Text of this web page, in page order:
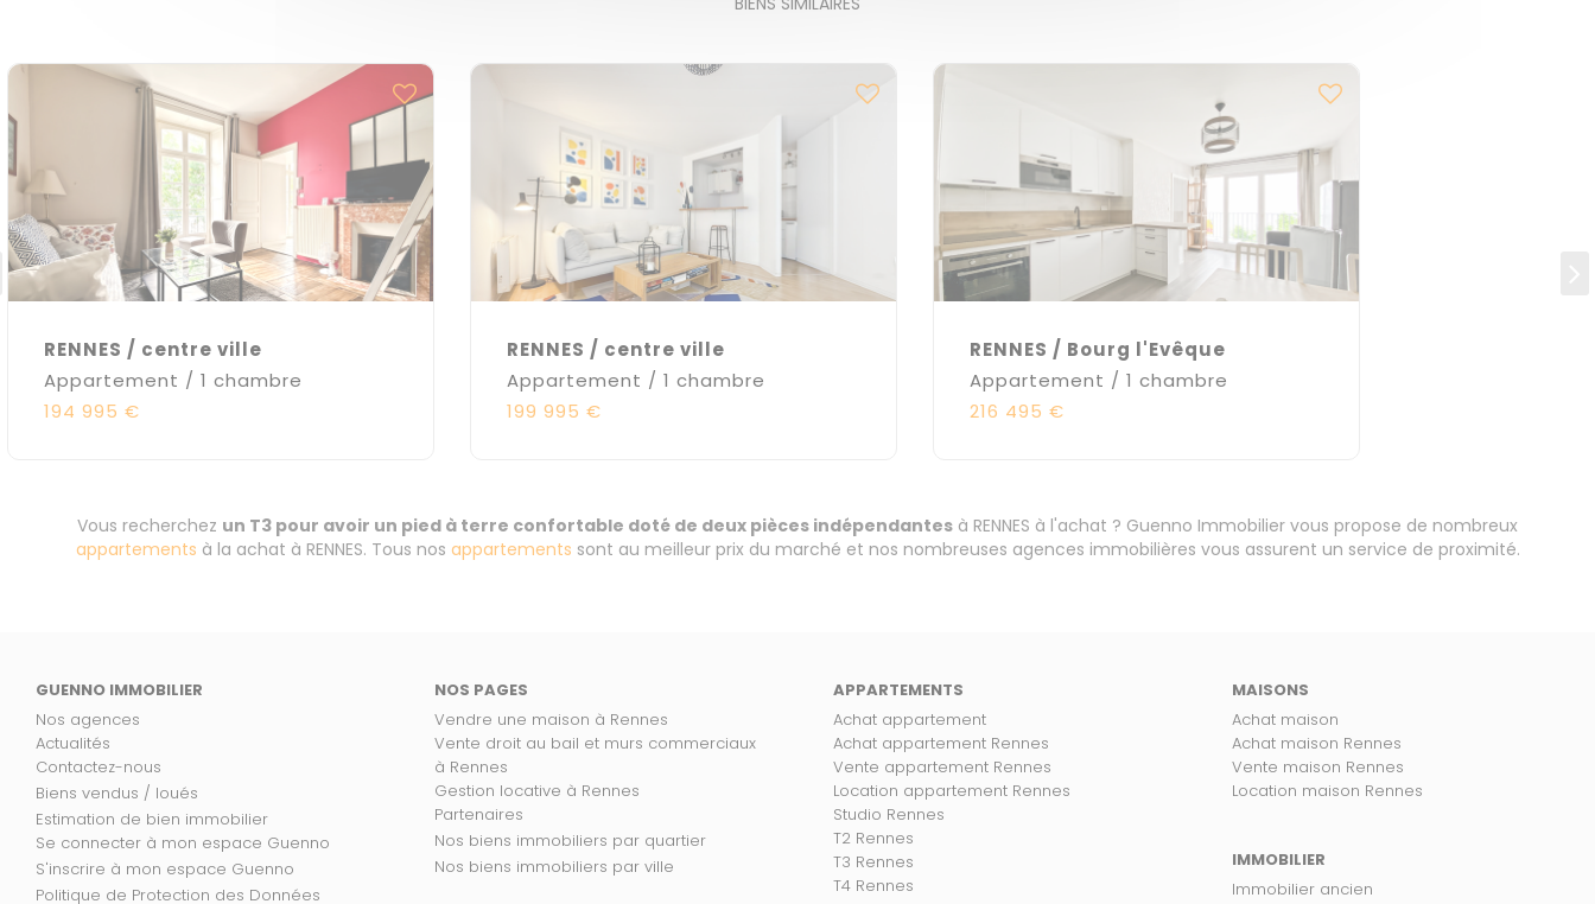
RENNES / centre ville
Appartement / 1 chambre
194 995 €
RENNES / centre ville
Appartement / 1 chambre
199 995 €
RENNES / Bourg l'Evêque
Appartement / 1 chambre
216 495 €
Vous recherchez un T3 pour avoir un pied à terre confortable doté de deux pièces indépendantes à RENNES à l'achat ? Guenno Immobilier vous propose de nombreux
appartements à la achat à RENNES. Tous nos appartements sont au meilleur prix du marché et nos nombreuses agences immobilières vous assurent un service de proximité.
GUENNO IMMOBILIER
Nos agences
Actualités
Contactez-nous
Biens vendus / loués
Estimation de bien immobilier
Se connecter à mon espace Guenno
S'inscrire à mon espace Guenno
Politique de Protection des Données
NOS PAGES
Vendre une maison à Rennes
Vente droit au bail et murs commerciaux
à Rennes
Gestion locative à Rennes
Partenaires
Nos biens immobiliers par quartier
Nos biens immobiliers par ville
APPARTEMENTS
Achat appartement
Achat appartement Rennes
Vente appartement Rennes
Location appartement Rennes
Studio Rennes
T2 Rennes
T3 Rennes
T4 Rennes
MAISONS
Achat maison
Achat maison Rennes
Vente maison Rennes
Location maison Rennes
IMMOBILIER
Immobilier ancien